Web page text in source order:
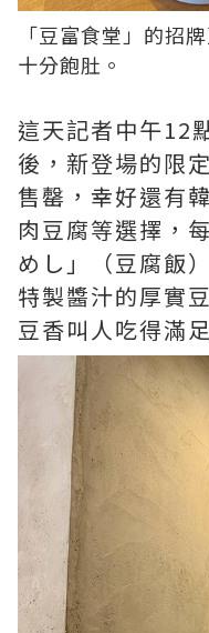
「豆富食堂」的招
十分飽肚。
這天記者中午12
後，新登場的限
售罄，幸好還有
肉豆腐等選擇，
めし」（豆腐飯
特製醬汁的厚實
豆香叫人吃得滿